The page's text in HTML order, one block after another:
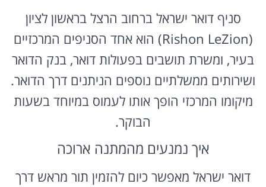
סניף דואר ישראל ברחוב הרצל בראשון לציון
(Rishon LeZion) הוא אחד הסניפים המרכזיים
בעיר, ומשרת תושבים בפעולות דואר, בנק הדואר
ושירותים ממשלתיים נוספים הניתנים דרך הדואר.
מיקומו המרכזי הופך אותו לעמוס במיוחד בשעות
הבוקר.
איך נמנעים מהמתנה ארוכה
דואר ישראל מאפשר כיום להזמין תור מראש דרך